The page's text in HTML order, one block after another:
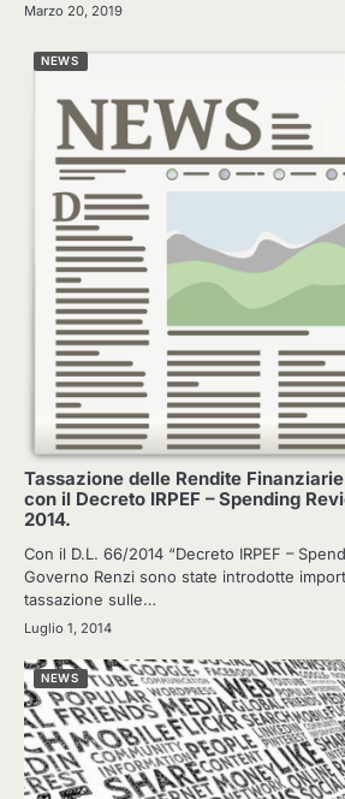
Marzo 20, 2019
NEWS
Tassazione delle Rendite
con il Decreto IRPEF – Spending
2014.
Con il D.L. 66/2014 “Decreto IRPEF –
Governo Renzi sono state introdotte
tassazione sulle…
Luglio 1, 2014
NEWS